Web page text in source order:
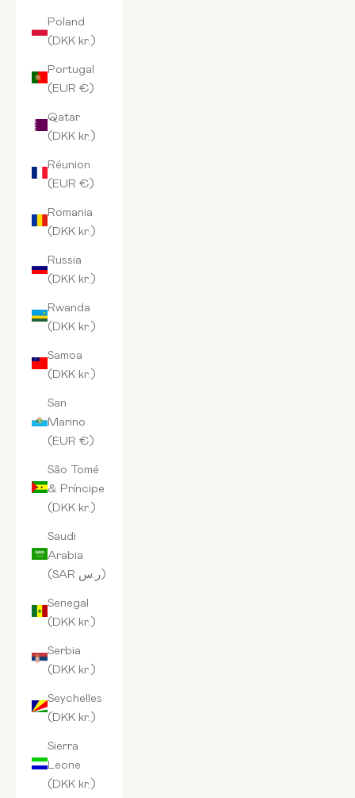
Poland
(DKK kr.)
Portugal
(EUR €)
Qatar
(DKK kr.)
Réunion
(EUR €)
Romania
(DKK kr.)
Russia
(DKK kr.)
Rwanda
(DKK kr.)
Samoa
(DKK kr.)
San
Marino
(EUR €)
São Tomé
& Príncipe
(DKK kr.)
Saudi
Arabia
(SAR ر.س)
Senegal
(DKK kr.)
Serbia
(DKK kr.)
Seychelles
(DKK kr.)
Sierra
Leone
(DKK kr.)